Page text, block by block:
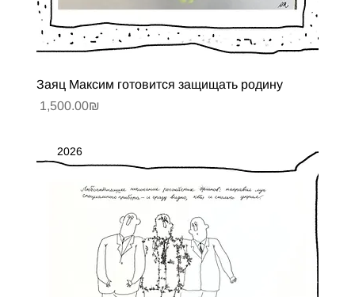
Заяц Максим готовится защищать родину
Цена
‏1,500.00 ‏₪
2026